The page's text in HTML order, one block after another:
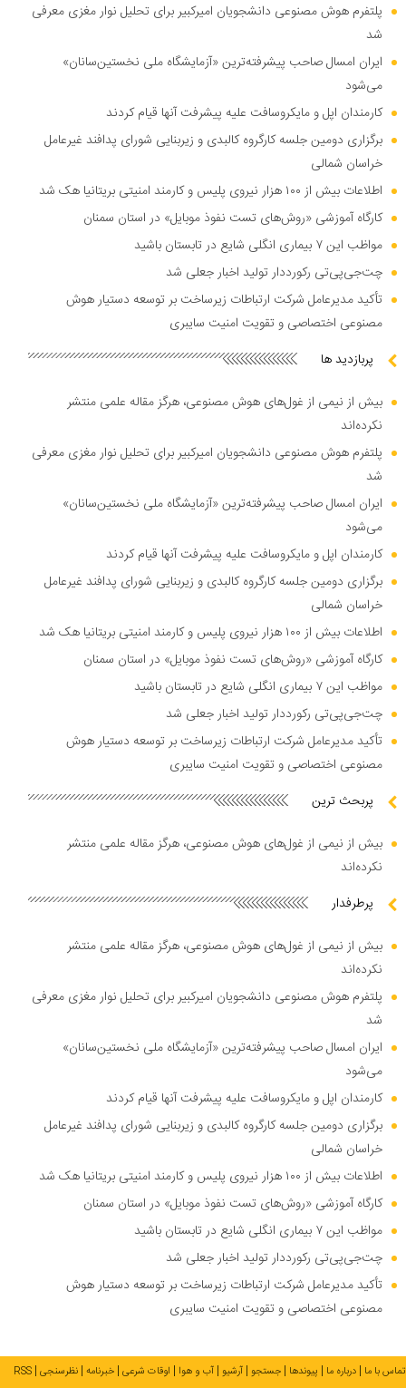
پلتفرم هوش مصنوعی دانشجویان امیرکبیر برای تحلیل نوار مغزی معرفی
شد
ایران امسال صاحب پیشرفته‌ترین «آزمایشگاه ملی نخستین‌سانان»
می‌شود
کارمندان اپل و مایکروسافت علیه پیشرفت آنها قیام کردند
برگزاری دومین جلسه کارگروه کالبدی و زیربنایی شورای پدافند غیرعامل
خراسان شمالی
اطلاعات بیش از ۱۰۰ هزار نیروی پلیس و کارمند امنیتی بریتانیا هک شد
کارگاه آموزشی «روش‌های تست نفوذ موبایل» در استان سمنان
مواظب این ۷ بیماری انگلی شایع در تابستان باشید
چت‌جی‌پی‌تی رکورددار تولید اخبار جعلی شد
تأکید مدیرعامل شرکت ارتباطات زیرساخت بر توسعه دستیار هوش
مصنوعی اختصاصی و تقویت امنیت سایبری
پربازدید ها
بیش از نیمی از غول‌های هوش مصنوعی، هرگز مقاله علمی منتشر
نکرده‌اند
پلتفرم هوش مصنوعی دانشجویان امیرکبیر برای تحلیل نوار مغزی معرفی
شد
ایران امسال صاحب پیشرفته‌ترین «آزمایشگاه ملی نخستین‌سانان»
می‌شود
کارمندان اپل و مایکروسافت علیه پیشرفت آنها قیام کردند
برگزاری دومین جلسه کارگروه کالبدی و زیربنایی شورای پدافند غیرعامل
خراسان شمالی
اطلاعات بیش از ۱۰۰ هزار نیروی پلیس و کارمند امنیتی بریتانیا هک شد
کارگاه آموزشی «روش‌های تست نفوذ موبایل» در استان سمنان
مواظب این ۷ بیماری انگلی شایع در تابستان باشید
چت‌جی‌پی‌تی رکورددار تولید اخبار جعلی شد
تأکید مدیرعامل شرکت ارتباطات زیرساخت بر توسعه دستیار هوش
مصنوعی اختصاصی و تقویت امنیت سایبری
پربحث ترین
بیش از نیمی از غول‌های هوش مصنوعی، هرگز مقاله علمی منتشر
نکرده‌اند
پرطرفدار
بیش از نیمی از غول‌های هوش مصنوعی، هرگز مقاله علمی منتشر
نکرده‌اند
پلتفرم هوش مصنوعی دانشجویان امیرکبیر برای تحلیل نوار مغزی معرفی
شد
ایران امسال صاحب پیشرفته‌ترین «آزمایشگاه ملی نخستین‌سانان»
می‌شود
کارمندان اپل و مایکروسافت علیه پیشرفت آنها قیام کردند
برگزاری دومین جلسه کارگروه کالبدی و زیربنایی شورای پدافند غیرعامل
خراسان شمالی
اطلاعات بیش از ۱۰۰ هزار نیروی پلیس و کارمند امنیتی بریتانیا هک شد
کارگاه آموزشی «روش‌های تست نفوذ موبایل» در استان سمنان
مواظب این ۷ بیماری انگلی شایع در تابستان باشید
چت‌جی‌پی‌تی رکورددار تولید اخبار جعلی شد
تأکید مدیرعامل شرکت ارتباطات زیرساخت بر توسعه دستیار هوش
مصنوعی اختصاصی و تقویت امنیت سایبری
تماس با ما درباره ما پیوندها جستجو آرشیو آب و هوا اوقات شرعی خبرنامه نظرسنجی RSS